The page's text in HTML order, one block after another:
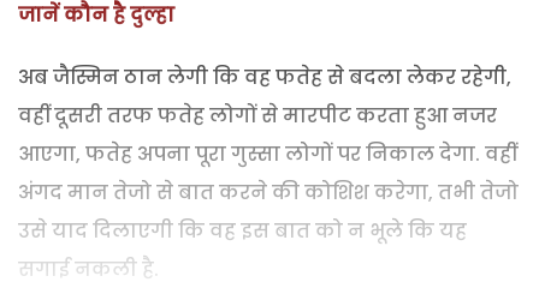
जानें कौन है दुल्हा
अब जैस्मिन ठान लेगी कि वह फतेह से बदला लेकर रहेगी,
वहीं दूसरी तरफ फतेह लोगों से मारपीट करता हुआ नजर
आएगा, फतेह अपना पूरा गुस्सा लोगों पर निकाल देगा. वहीं
अंगद मान तेजो से बात करने की कोशिश करेगा, तभी तेजो
उसे याद दिलाएगी कि वह इस बात को न भूले कि यह
सगाई नकली है.